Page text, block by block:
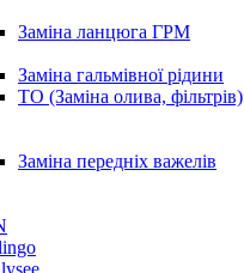
Заміна ланцюга ГРМ
Заміна гальмівної рідини
ТО (Заміна олива, фільтрів)
Заміна передніх важелів